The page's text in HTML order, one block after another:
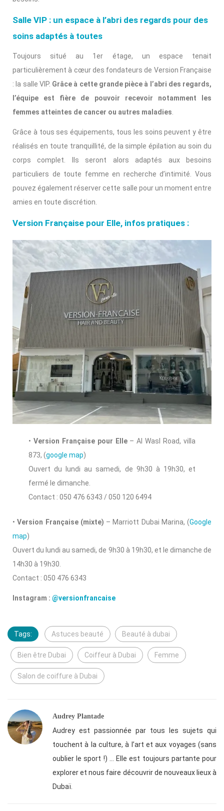
Salle VIP : un espace à l’abri des regards pour des
soins adaptés à toutes
Toujours situé au 1er étage, un espace tenait
particulièrement à cœur des fondateurs de Version Française
: la salle VIP. Grâce à cette grande pièce à l’abri des regards,
l’équipe est fière de pouvoir recevoir notamment les
femmes atteintes de cancer ou autres maladies
Grâce à tous ses équipements, tous les soins peuvent y être
réalisés en toute tranquillité, de la simple épilation au soin du
corps complet. Ils seront alors adaptés aux besoins
particuliers de toute femme en recherche d’intimité. Vous
pouvez également réserver cette salle pour un moment entre
amies en toute discrétion.
Version Française pour Elle, infos pratiques :
• Version Française pour Elle– Al Wasl Road, villa
873, (google map)
Ouvert du lundi au samedi, de 9h30 à 19h30, et
fermé le dimanche.
Contact : 050 476 6343 / 050 120 6494
•Version Française (mixte) – Marriott Dubai Marina, (Google
map)
Ouvert du lundi au samedi, de 9h30 à 19h30, et le dimanche de
14h30 à 19h30.
Contact : 050 476 6343
Instagram : @versionfrancaise
Tags: Astuces beauté Beauté à dubai
Bien être Dubai Coiffeur à Dubai Femme
Salon de coiffure à Dubai
Audrey Plantade
Audrey est passionnée par tous les sujets qui
touchent à la culture, à l’art et aux voyages (sans
oublier le sport !) … Elle est toujours partante pour
explorer et nous faire découvrir de nouveaux lieux à
Dubaï.